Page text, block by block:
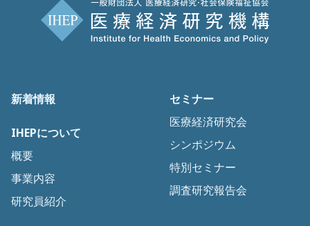
新着情報
IHEPについて
概要
事業内容
研究員紹介
セミナー
医療経済研究会
シンポジウム
特別セミナー
調査研究報告会